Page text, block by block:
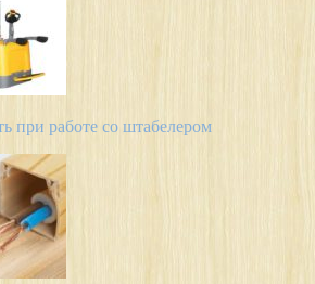
при работе со штабелером